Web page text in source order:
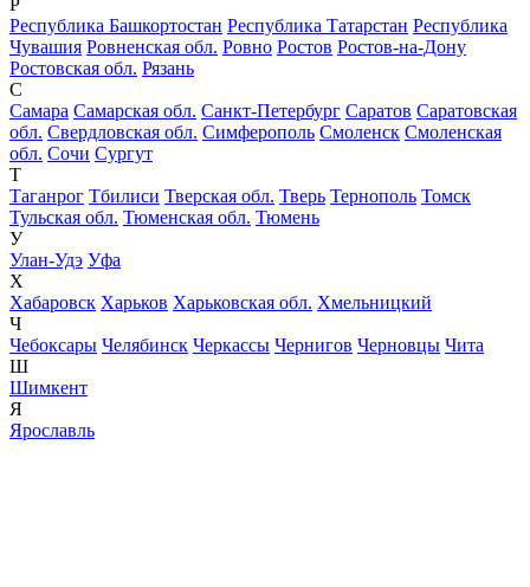
Республика Башкортостан Республика Татарстан Республика
Чувашия Ровненская обл. Ровно Ростов Ростов-на-Дону
Ростовская обл. Рязань
С
Самара Самарская обл. Санкт-Петербург Саратов Саратовская
обл. Свердловская обл. Симферополь Смоленск Смоленская
обл. Сочи Сургут
Т
Таганрог Тбилиси Тверская обл. Тверь Тернополь Томск
Тульская обл. Тюменская обл. Тюмень
У
Улан-Удэ Уфа
Х
Хабаровск Харьков Харьковская обл. Хмельницкий
Ч
Чебоксары Челябинск Черкассы Чернигов Черновцы Чита
Ш
Шимкент
Я
Ярославль